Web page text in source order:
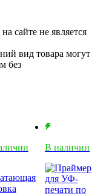
сайте не является
вид товара могут
без
В наличии